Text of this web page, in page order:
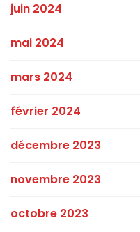
juin 2024
mai 2024
mars 2024
février 2024
décembre 2023
novembre 2023
octobre 2023